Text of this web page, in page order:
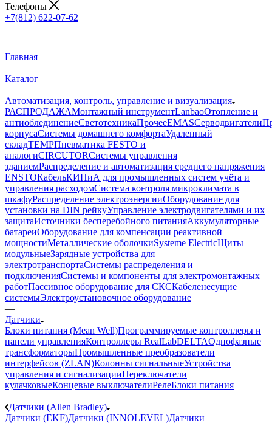
Телефоны
+7(812) 622-07-62
Главная
—
Каталог
—
Автоматизация, контроль, управление и визуализация
РАСПРОДАЖАМонтажный инструментLanbaoОтопление и
антиоблединениеСветотехникаПрочееEMASCерводвигатели
корпусаСистемы домашнего комфортаУдаленный
складTEMPПневматика FESTO и
аналогиCIRCUTORСистемы управления
зданиемРаспределение и автоматизация среднего напряжения
ENSTOКабельКИПиА для промышленных систем учёта и
управления расходомСистема контроля микроклимата в
шкафуРаспределение электроэнергииОборудование для
установки на DIN рейкуУправление электродвигателями и их
защитаИсточники бесперебойного питанияАккумуляторные
батареиОборудование для компенсации реактивной
мощностиМеталлические оболочкиSysteme ElectricЩиты
модульныеЗарядные устройства для
электротранспортаСистемы распределения и
подключенияСистемы и компоненты для электромонтажных
работПассивное оборудование для СКСКабеленесущие
системыЭлектроустановочное оборудование
—
Датчики
Блоки питания (Mean Well)Программируемые контроллеры и
панели управленияКонтроллеры RealLabDELTAОднофазные
трансформаторыПромышленные преобразователи
интерфейсов (ZLAN)Колонны сигнальныеУстройства
управления и сигнализацииПереключатели
кулачковыеКонцевые выключателиРелеБлоки питания
—
Датчики (Allen Bradley)
Датчики (EKF)Датчики (INNOLEVEL)Датчики